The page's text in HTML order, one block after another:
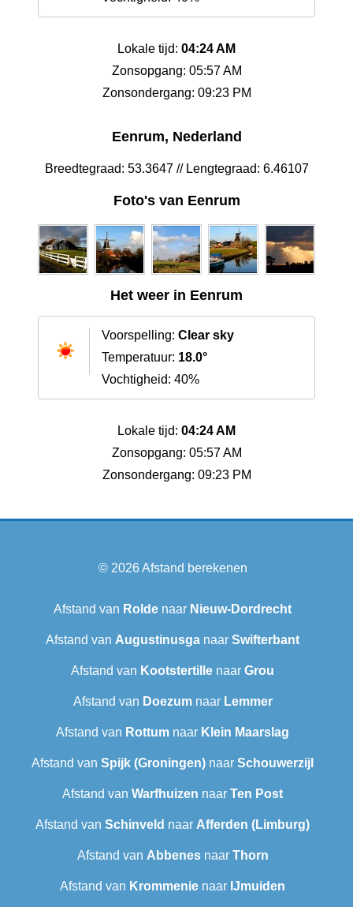
Lokale tijd: 04:24 AM
Zonsopgang: 05:57 AM
Zonsondergang: 09:23 PM
Eenrum, Nederland
Breedtegraad: 53.3647 // Lengtegraad: 6.46107
Foto's van Eenrum
Het weer in Eenrum
Voorspelling: Clear sky
Temperatuur: 18.0°
Vochtigheid: 40%
Lokale tijd: 04:24 AM
Zonsopgang: 05:57 AM
Zonsondergang: 09:23 PM
© 2026Afstand berekenen
Afstand van Rolde naar Nieuw-Dordrecht
Afstand van Augustinusga naar Swifterbant
Afstand van Kootstertille naar Grou
Afstand van Doezumnaar Lemmer
Afstand van Rottum naar Klein Maarslag
Afstand van Spijk (Groningen) naar Schouwerzijl
Afstand van Warfhuizen naar Ten Post
Afstand van Schinveld naar Afferden (Limburg)
Afstand van Abbenesnaar Thorn
Afstand van Krommenie naar IJmuiden